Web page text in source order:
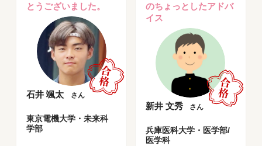
とうございました。
石井 颯太 さん
東京電機大学・未来科
学部
のちょっとしたアドバ
イス
新井 文秀 さん
兵庫医科大学・医学部/
医学科